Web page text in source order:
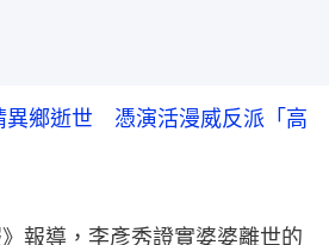
異鄉逝世 憑演活漫威反派「高
報導，李彥秀證實婆婆離世的